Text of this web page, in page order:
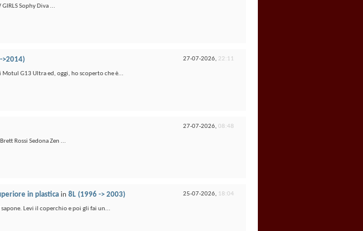
Sophy Diva ...
27-07-2026, 22:11
>2014)
G13 Ultra ed, oggi, ho scoperto che è...
27-07-2026, 08:48
Rossi Sedona Zen ...
25-07-2026, 18:04
in plastica in 8L (1996 -> 2003)
Levi il coperchio e poi gli fai un...